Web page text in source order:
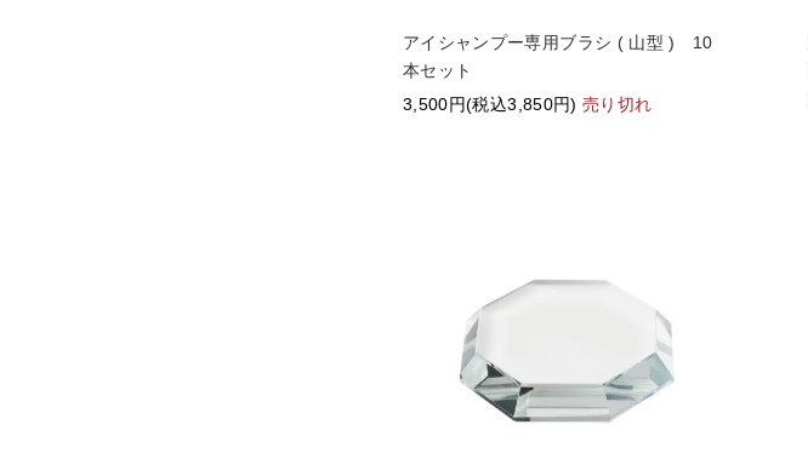
アイシャンプー専用ブラシ ( 山型 ) 10
本セット
3,500円(税込3,850円) 売り切れ